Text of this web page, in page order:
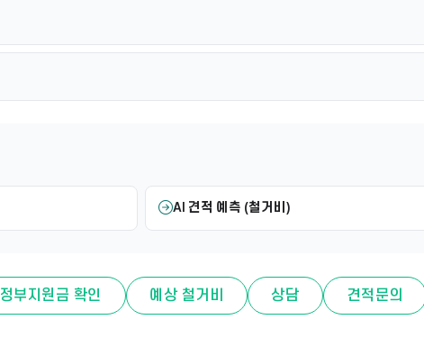
AI 견적 예측 (철거비)
정부지원금 확인 예상 철거비 상담 견적문의